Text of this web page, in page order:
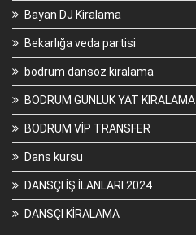
Bayan DJ Kiralama
Bekarlığa veda partisi
bodrum dansöz kiralama
BODRUM GÜNLÜK YAT KİRALAMA
BODRUM VİP TRANSFER
Dans kursu
DANSÇI İŞ İLANLARI 2024
DANSÇI KİRALAMA